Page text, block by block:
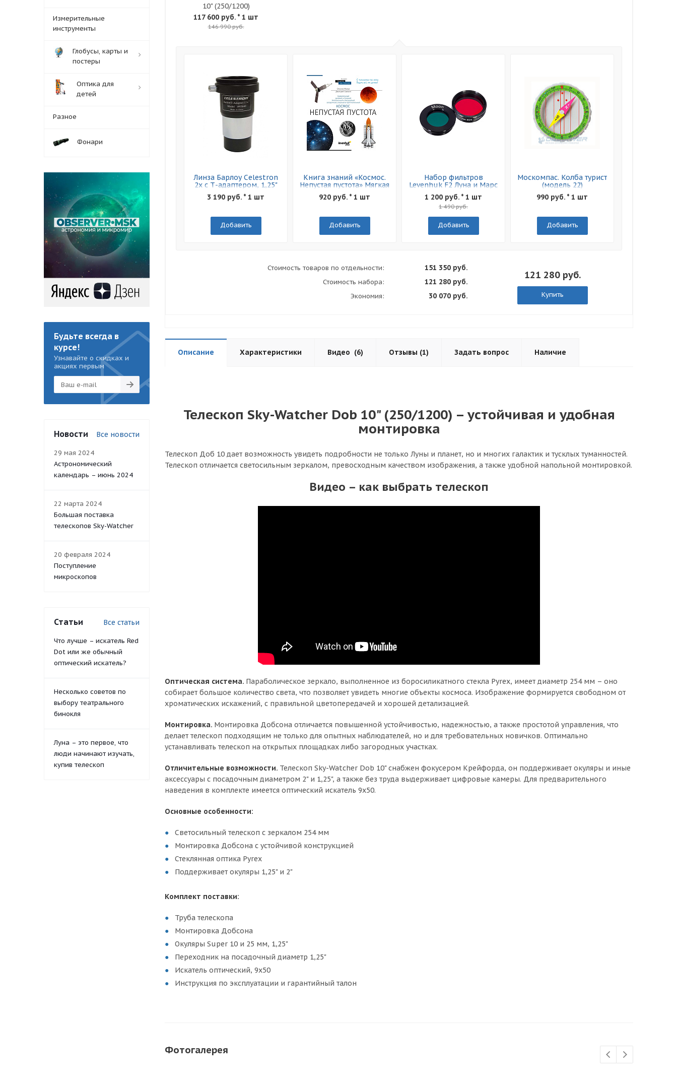
10" (250/1200)
117 600 руб. * 1 шт
146 990 руб.
Линза Барлоу Celestron
2x с Т-адаптером, 1,25"
3 190 руб. * 1 шт
Добавить
Книга знаний «Космос.
Непустая пустота» Мягкая
обложка
920 руб. * 1 шт
Добавить
Набор фильтров
Levenhuk F2 Луна и Марс
1 200 руб. * 1 шт
1 490 руб.
Добавить
Москомпас. Колба турист
(модель 22)
990 руб. * 1 шт
Добавить
Стоимость товаров по отдельности: 151 350 руб.
Стоимость набора: 121 280 руб.
Экономия: 30 070 руб.
121 280 руб.
Купить
Описание Характеристики Видео (6) Отзывы (1) Задать вопрос Наличие
Телескоп Sky-Watcher Dob 10" (250/1200) – устойчивая и удобная
монтировка
Телескоп Доб 10 дает возможность увидеть подробности не только Луны и планет, но и многих галактик и тусклых туманностей.
Телескоп отличается светосильным зеркалом, превосходным качеством изображения, а также удобной напольной монтировкой.
Видео – как выбрать телескоп
Оптическая система. Параболическое зеркало, выполненное из боросиликатного стекла Pyrex, имеет диаметр 254 мм – оно
собирает большое количество света, что позволяет увидеть многие объекты космоса. Изображение формируется свободном от
хроматических искажений, с правильной цветопередачей и хорошей детализацией.
Монтировка. Монтировка Добсона отличается повышенной устойчивостью, надежностью, а также простотой управления, что
делает телескоп подходящим не только для опытных наблюдателей, но и для требовательных новичков. Оптимально
устанавливать телескоп на открытых площадках либо загородных участках.
Отличительные возможности. Телескоп Sky-Watcher Dob 10" снабжен фокусером Крейфорда, он поддерживает окуляры и иные
аксессуары с посадочным диаметром 2" и 1,25", а также без труда выдерживает цифровые камеры. Для предварительного
наведения в комплекте имеется оптический искатель 9x50.
Основные особенности:
Светосильный телескоп с зеркалом 254 мм
Монтировка Добсона с устойчивой конструкцией
Стеклянная оптика Pyrex
Поддерживает окуляры 1,25" и 2"
Комплект поставки:
Труба телескопа
Монтировка Добсона
Окуляры Super 10 и 25 мм, 1,25"
Переходник на посадочный диаметр 1,25"
Искатель оптический, 9x50
Инструкция по эксплуатации и гарантийный талон
Фотогалерея
Измерительные
инструменты
Глобусы, карты и
постеры
Оптика для
детей
Разное
Фонари
Будьте всегда в
курсе!
Узнавайте о скидках и
акциях первым
Новости Все новости
29 мая 2024
Астрономический
календарь – июнь 2024
22 марта 2024
Большая поставка
телескопов Sky-Watcher
20 февраля 2024
Поступление
микроскопов
Статьи Все статьи
Что лучше – искатель Red
Dot или же обычный
оптический искатель?
Несколько советов по
выбору театрального
бинокля
Луна – это первое, что
люди начинают изучать,
купив телескоп